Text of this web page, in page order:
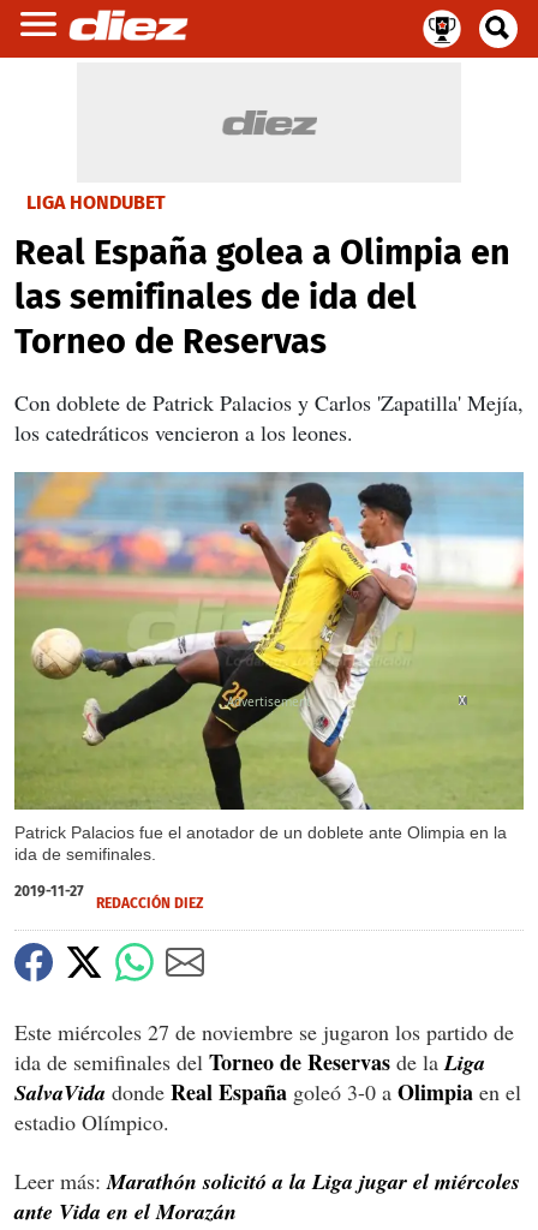
LIGA HONDUBET
Real España golea a Olimpia en
las semifinales de ida del
Torneo de Reservas
Con doblete de Patrick Palacios y Carlos 'Zapatilla' Mejía,
los catedráticos vencieron a los leones.
Patrick Palacios fue el anotador de un doblete ante Olimpia en la
ida de semifinales.
X
X
2019-11-27
REDACCIÓN DIEZ
Este miércoles 27 de noviembre se jugaron los partido de
ida de semifinales del Torneo de Reservas de laLiga
SalvaVida donde Real España goleó 3-0 a Olimpia en el
estadio Olímpico.
Leer más:Marathón solicitó a la Liga jugar el miércoles
ante Vida en el Morazán